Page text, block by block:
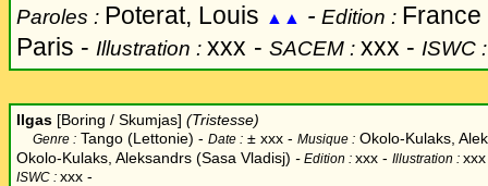
Paroles : Poterat, Louis ▲▲ - Edition : France
Paris - Illustration : xxx - SACEM : xxx - ISWC
Ilgas [Boring / Skumjas] (Tristesse)
Genre : Tango (Lettonie) - Date : ± xxx - Musique : Okolo-Kulaks,
Okolo-Kulaks, Aleksandrs (Sasa Vladisj) - Edition : xxx - Illustration : xxx
ISWC : xxx -